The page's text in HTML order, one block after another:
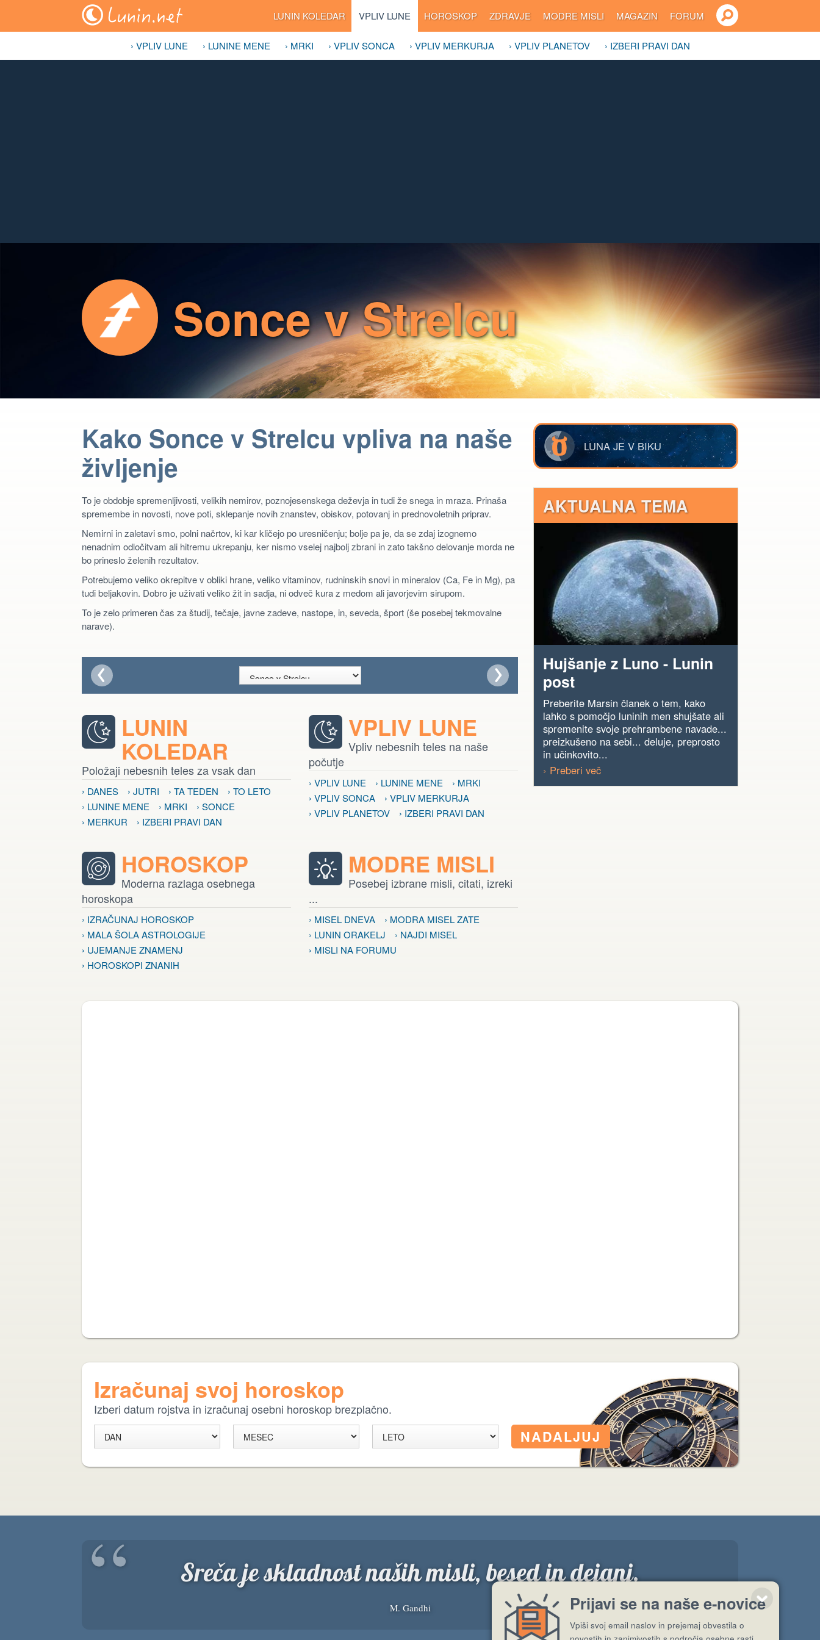
LUNIN KOLEDAR VPLIV LUNE HOROSKOP ZDRAVJE MODRE MISLI MAGAZIN FORUM
› VPLIV LUNE › LUNINE MENE › MRKI › VPLIV SONCA › VPLIV MERKURJA › VPLIV PLANETOV › IZBERI PRAVI DAN
Sonce v Strelcu
Kako Sonce v Strelcu vpliva na naše
življenje
To je obdobje spremenljivosti, velikih nemirov, poznojesenskega deževja in tudi že snega in mraza. Prinaša
spremembe in novosti, nove poti, sklepanje novih znanstev, obiskov, potovanj in prednovoletnih priprav.
Nemirni in zaletavi smo, polni načrtov, ki kar kličejo po uresničenju; bolje pa je, da se zdaj izognemo
nenadnim odločitvam ali hitremu ukrepanju, ker nismo vselej najbolj zbrani in zato takšno delovanje morda ne
bo prineslo želenih rezultatov.
Potrebujemo veliko okrepitve v obliki hrane, veliko vitaminov, rudninskih snovi in mineralov (Ca, Fe in Mg), pa
tudi beljakovin. Dobro je uživati veliko žit in sadja, ni odveč kura z medom ali javorjevim sirupom.
To je zelo primeren čas za študij, tečaje, javne zadeve, nastope, in, seveda, šport (še posebej tekmovalne
narave).
LUNIN
KOLEDAR
Položaji nebesnih teles za vsak dan
› DANES › JUTRI › TA TEDEN
› TO LETO
› LUNINE MENE
› MRKI
› SONCE
› MERKUR
› IZBERI PRAVI DAN
VPLIV LUNE
Vpliv nebesnih teles na naše
počutje
› VPLIV LUNE › LUNINE MENE
› MRKI
› VPLIV SONCA
› VPLIV MERKURJA
› VPLIV PLANETOV
› IZBERI PRAVI DAN
HOROSKOP
Moderna razlaga osebnega
horoskopa
› IZRAČUNAJ HOROSKOP
› MALA ŠOLA ASTROLOGIJE
› UJEMANJE ZNAMENJ
› HOROSKOPI ZNANIH
MODRE MISLI
Posebej izbrane misli, citati, izreki
...
› MISEL DNEVA
› MODRA MISEL ZATE
› LUNIN ORAKELJ
› NAJDI MISEL
› MISLI NA FORUMU
LUNA JE V BIKU
AKTUALNA TEMA
Hujšanje z Luno - Lunin
post
Preberite Marsin članek o tem, kako
lahko s pomočjo luninih men shujšate ali
spremenite svoje prehrambene navade...
preizkušeno na sebi... deluje, preprosto
in učinkovito...
› Preberi več
Izračunaj svoj horoskop
Izberi datum rojstva in izračunaj osebni horoskop brezplačno.
Sreča je skladnost naših misli, besed in dejanj.
M. Gandhi
“ Prijavi se na naše e-novice
Vpiši svoj email naslov in prejemaj obvestila o